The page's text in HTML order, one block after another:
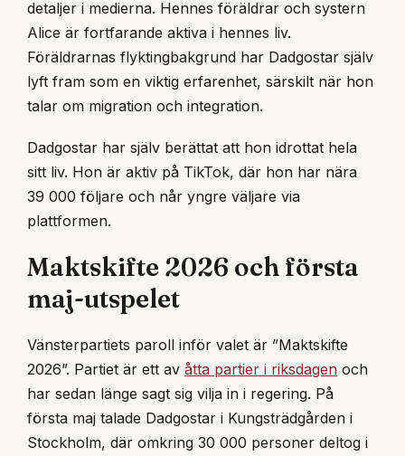
detaljer i medierna. Hennes föräldrar och systern
Alice är fortfarande aktiva i hennes liv.
Föräldrarnas flyktingbakgrund har Dadgostar själv
lyft fram som en viktig erfarenhet, särskilt när hon
talar om migration och integration.
Dadgostar har själv berättat att hon idrottat hela
sitt liv. Hon är aktiv på TikTok, där hon har nära
39 000 följare och når yngre väljare via
plattformen.
Maktskifte 2026 och första
maj-utspelet
Vänsterpartiets paroll inför valet är ”Maktskifte
2026”. Partiet är ett av åtta partier i riksdagen och
har sedan länge sagt sig vilja in i regering. På
första maj talade Dadgostar i Kungsträdgården i
Stockholm, där omkring 30 000 personer deltog i